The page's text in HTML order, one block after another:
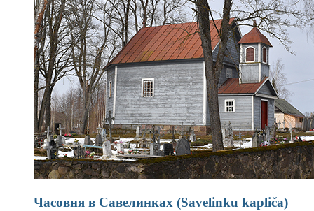
Часовня в Савелинках (Savelinku kapliča)